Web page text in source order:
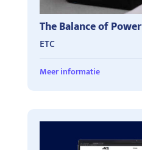
The Balance of Power
ETC
Meer informatie